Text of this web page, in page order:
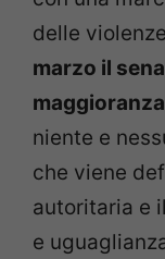
delle
marzo il
niente e
che viene
autoritaria e
e